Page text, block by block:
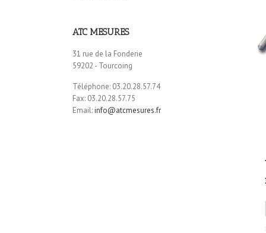
ATC MESURES
31 rue de la Fonderie
59202 - Tourcoing
Téléphone: 03.20.28.57.74
Fax: 03.20.28.57.75
Email:info@atcmesures.fr